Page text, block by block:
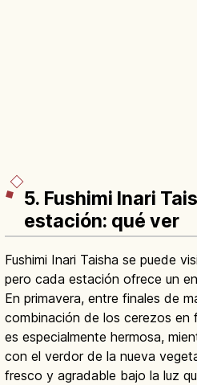
5. Fushimi Inari
estación: qué ver
Fushimi Inari Taisha se puede
pero cada estación ofrece un
En primavera, entre finales de
combinación de los cerezos en
es especialmente hermosa,
con el verdor de la nueva
fresco y agradable bajo la luz